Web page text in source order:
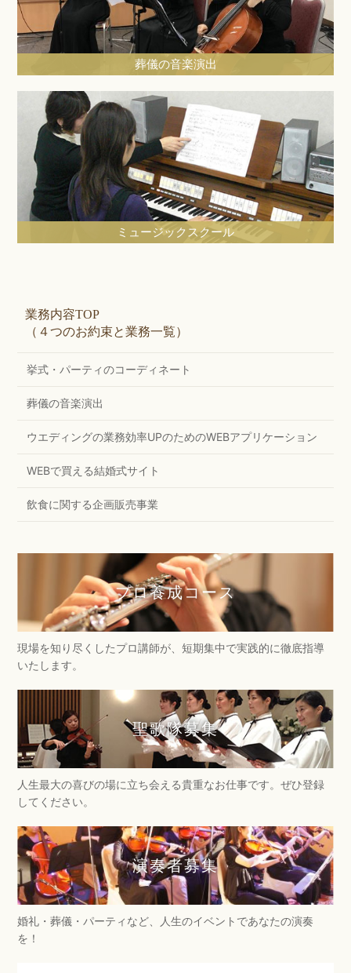
葬儀の音楽演出
ミュージックスクール
業務内容TOP
（４つのお約束と業務一覧）
挙式・パーティのコーディネート
葬儀の音楽演出
ウエディングの業務効率UPのためのWEBアプリケーション
WEBで買える結婚式サイト
飲食に関する企画販売事業
プロ養成コース
現場を知り尽くしたプロ講師が、短期集中で実践的に徹底指導
いたします。
聖歌隊募集
人生最大の喜びの場に立ち会える貴重なお仕事です。ぜひ登録
してください。
演奏者募集
婚礼・葬儀・パーティなど、人生のイベントであなたの演奏
を！